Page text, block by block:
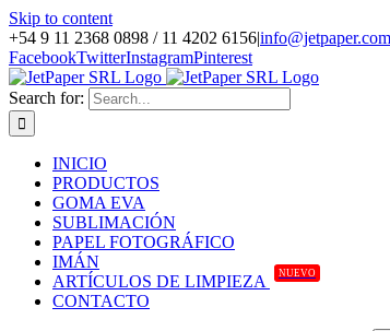
Skip to content
+54 9 11 2368 0898 / 11 4202 6156|
FacebookTwitterInstagramPinterest
Search for:
INICIO
PRODUCTOS
GOMA EVA
SUBLIMACIÓN
PAPEL FOTOGRÁFICO
IMÁN
ARTÍCULOS DE LIMPIEZA
NUEVO
CONTACTO